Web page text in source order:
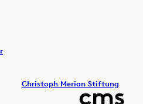
Christoph Merian Stiftung